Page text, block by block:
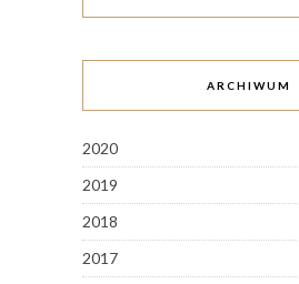
ARCHIWUM
2020
2019
2018
2017